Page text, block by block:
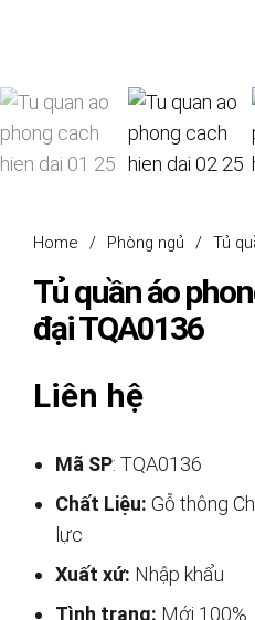
Home / Phòng ngủ / Tủ
Tủ quần áo
đại TQA0136
Liên hệ
Mã SP: TQA0136
Chất Liệu: Gỗ thông
lực
Xuất xứ: Nhập khẩu
Tình trạng: Mới 100%